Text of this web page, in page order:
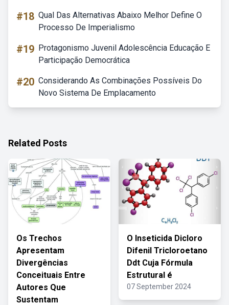
#18 Qual Das Alternativas Abaixo Melhor Define O
Processo De Imperialismo
#19 Protagonismo Juvenil Adolescência Educação E
Participação Democrática
#20 Considerando As Combinações Possíveis Do
Novo Sistema De Emplacamento
Related Posts
Os Trechos
Apresentam
Divergências
Conceituais Entre
Autores Que
Sustentam
O Inseticida Dicloro
Difenil Tricloroetano
Ddt Cuja Fórmula
Estrutural é
07 September 2024